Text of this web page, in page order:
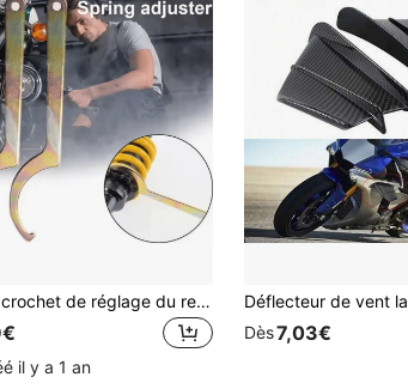
Clé à crochet de réglage du ressort d'amortisseur de moto, outil de réglage de la précharge du ressort hélicoïdal électrolytique multicolore, outil de réglage de suspension universel pour motos, scooters, véhicules tout-terrain
il y a 1 an
Dès7,03€